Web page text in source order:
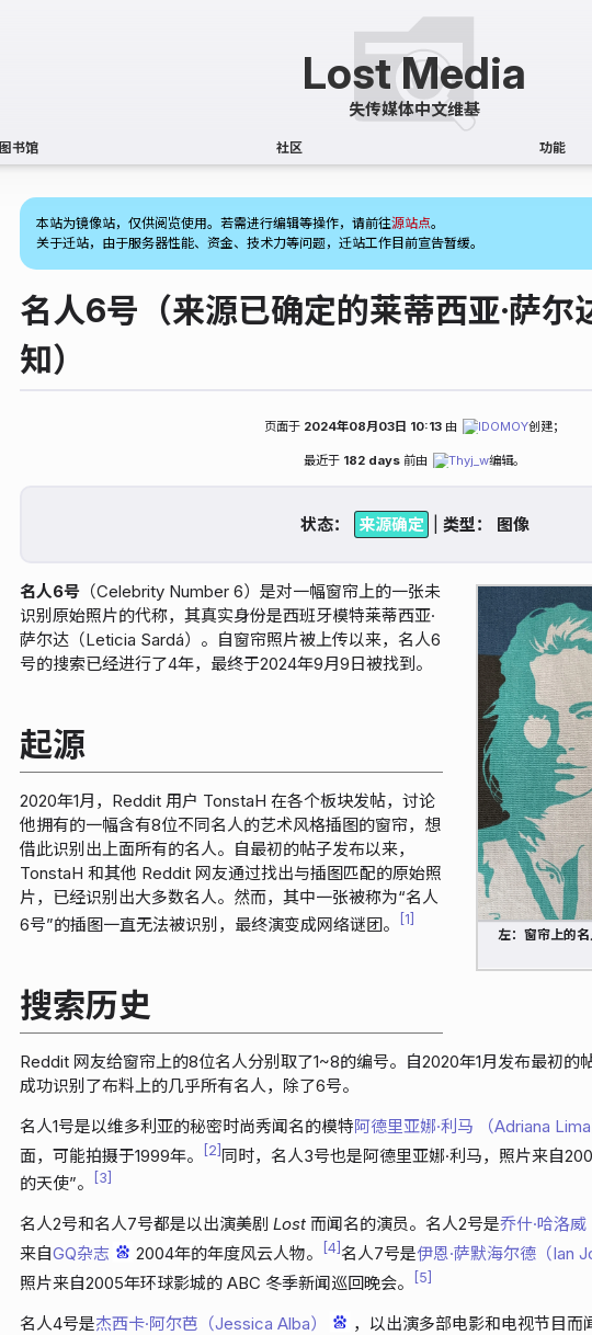
图书馆 社区 功能
本站为镜像站，仅供阅览使用。若需进行编辑等操作，请前往源站点。
关于迁站，由于服务器性能、资金、技术力等问题，迁站工作目前宣告暂缓。
名人6号（来源已确定的莱蒂西亚·萨尔
知）
页面于 2024年08月03日 10:13由 IDOMOY创建；
最近于 182 days前由 Thyj_w编辑。
状态： 类型：
左：窗帘上的
名人6号 （Celebrity Number 6）是对一幅窗帘上的一张未
识别原始照片的代称，其真实身份是西班牙模特莱蒂西亚·
萨尔达（Leticia Sardá）。自窗帘照片被上传以来，名人6
号的搜索已经进行了4年，最终于2024年9月9日被找到。
起源
2020年1月，Reddit 用户 TonstaH 在各个板块发帖，讨论
他拥有的一幅含有8位不同名人的艺术风格插图的窗帘，想
借此识别出上面所有的名人。自最初的帖子发布以来，
TonstaH 和其他 Reddit 网友通过找出与插图匹配的原始照
片，已经识别出大多数名人。然而，其中一张被称为“名人
6号”的插图一直无法被识别，最终演变成网络谜团。
1
搜索历史
Reddit 网友给窗帘上的8位名人分别取了1~8的编号。自2020年1月发布最初的
成功识别了布料上的几乎所有名人，除了6号。
名人1号是以维多利亚的秘密时尚秀闻名的模特阿德里亚娜·利马 （Adriana Lima
面，可能拍摄于1999年。
2 同时，名人3号也是阿德里亚娜·利马，照片来自
的天使”。
3
名人2号和名人7号都是以出演美剧 Lost 而闻名的演员。名人2号是乔什·哈洛威
来自GQ杂志 2004年的年度风云人物。 4 名人7号是伊恩·萨默海尔德（Ian
照片来自2005年环球影城的 ABC 冬季新闻巡回晚会。
5
名人4号是杰西卡·阿尔芭（Jessica Alba） ，以出演多部电影和电视节目